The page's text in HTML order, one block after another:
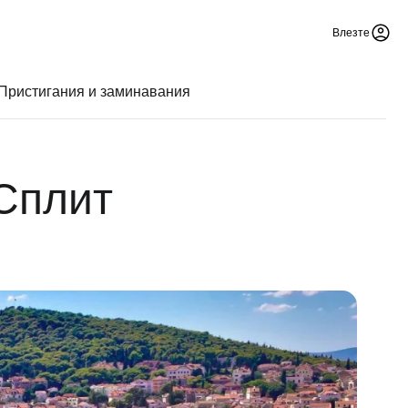
Влезте
и заминавания